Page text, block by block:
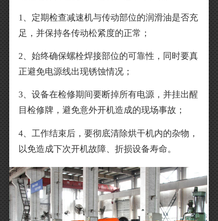
1、定期检查减速机与传动部位的润滑油是否充
足，并保持各传动松紧度的正常；
2、始终确保螺栓焊接部位的可靠性，同时要真
正避免电源线出现锈蚀情况；
3、设备在检修期间要断掉所有电源，并挂出醒
目检修牌，避免意外开机造成的现场事故；
4、工作结束后，要彻底清除烘干机内的杂物，
以免造成下次开机故障、折损设备寿命。